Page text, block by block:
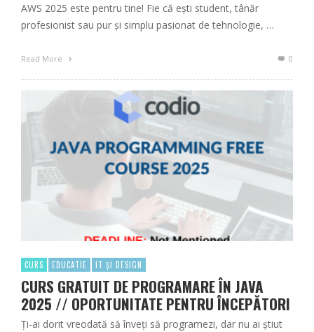
AWS 2025 este pentru tine! Fie că ești student, tânăr
profesionist sau pur și simplu pasionat de tehnologie, …
Read More 0
CURS EDUCATIE IT ȘI DESIGN
CURS GRATUIT DE PROGRAMARE ÎN JAVA
2025 // OPORTUNITATE PENTRU ÎNCEPĂTORI
Ți-ai dorit vreodată să înveți să programezi, dar nu ai știut